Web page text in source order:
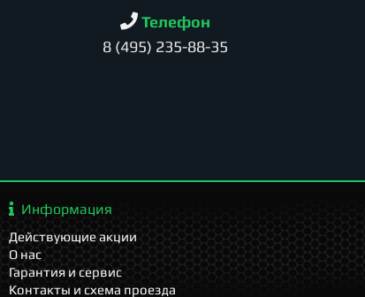
Телефон
8 (495) 235-88-35
Информация
Действующие акции
О нас
Гарантия и сервис
Контакты и схема проезда